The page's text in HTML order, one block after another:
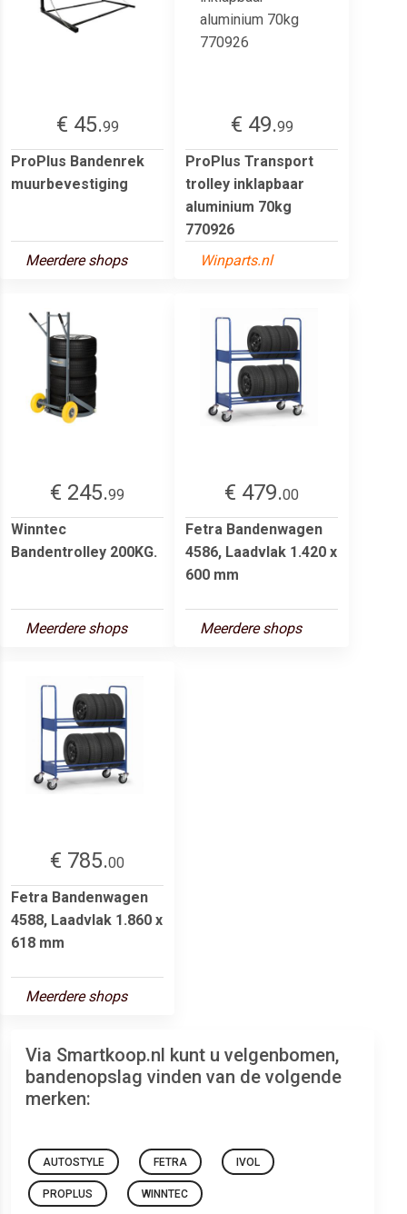
€ 45.99
ProPlus Bandenrek
muurbevestiging
Meerdere shops
€ 49.99
ProPlus Transport
trolley inklapbaar
aluminium 70kg
770926
Winparts.nl
€ 245.99
Winntec
Bandentrolley 200KG.
Meerdere shops
€ 479.00
Fetra Bandenwagen
4586, Laadvlak 1.420 x
600 mm
Meerdere shops
€ 785.00
Fetra Bandenwagen
4588, Laadvlak 1.860 x
618 mm
Meerdere shops
Via Smartkoop.nl kunt u velgenbomen,
bandenopslag vinden van de volgende
merken:
AUTOSTYLE FETRA IVOL
PROPLUS WINNTEC